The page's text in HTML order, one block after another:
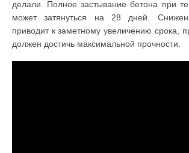
делали. Полное застывание бетона при
может затянуться на 28 дней.
приводит к заметному увеличению срока,
должен достичь максимальной прочности.